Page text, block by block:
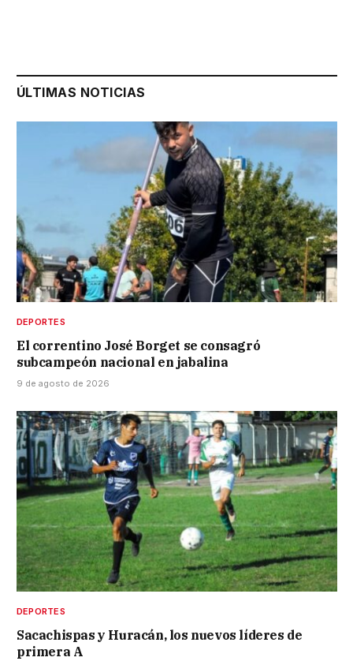
ÚLTIMAS NOTICIAS
DEPORTES
El correntino José Borget se consagró
subcampeón nacional en jabalina
9 de agosto de 2026
DEPORTES
Sacachispas y Huracán, los nuevos líderes de
primera A